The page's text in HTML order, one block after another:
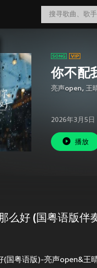
你不配
亮声open, 王
2026年3月5日
播放
么好 (国粤语版伴
(国粤语版)-亮声open&王